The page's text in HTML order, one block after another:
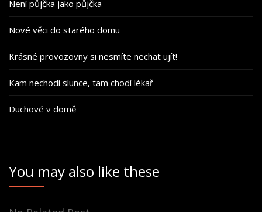
Není půjčka jako půjčka
Nové věci do starého domu
Krásné provozovny si nesmíte nechat ujít!
Kam nechodí slunce, tam chodí lékař
Duchové v domě
You may also like these